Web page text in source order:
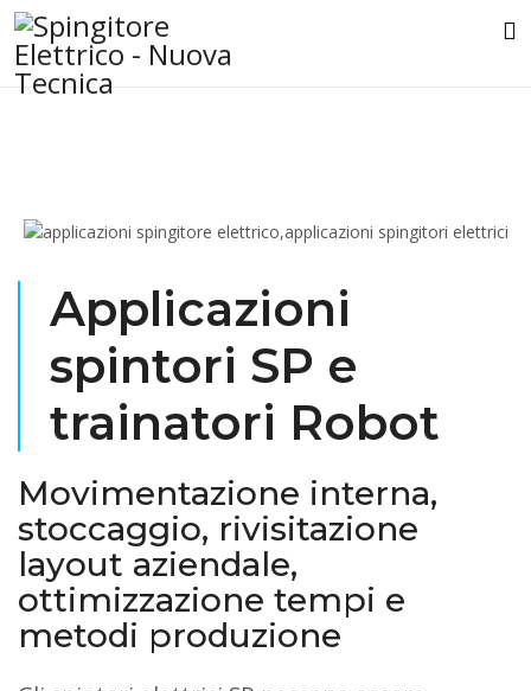
Applicazioni
spintori SP e
trainatori Robot
Movimentazione interna,
stoccaggio, rivisitazione
layout aziendale,
ottimizzazione tempi e
metodi produzione